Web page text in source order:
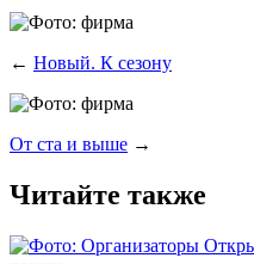
← Новый. К сезону
От ста и выше →
Читайте также